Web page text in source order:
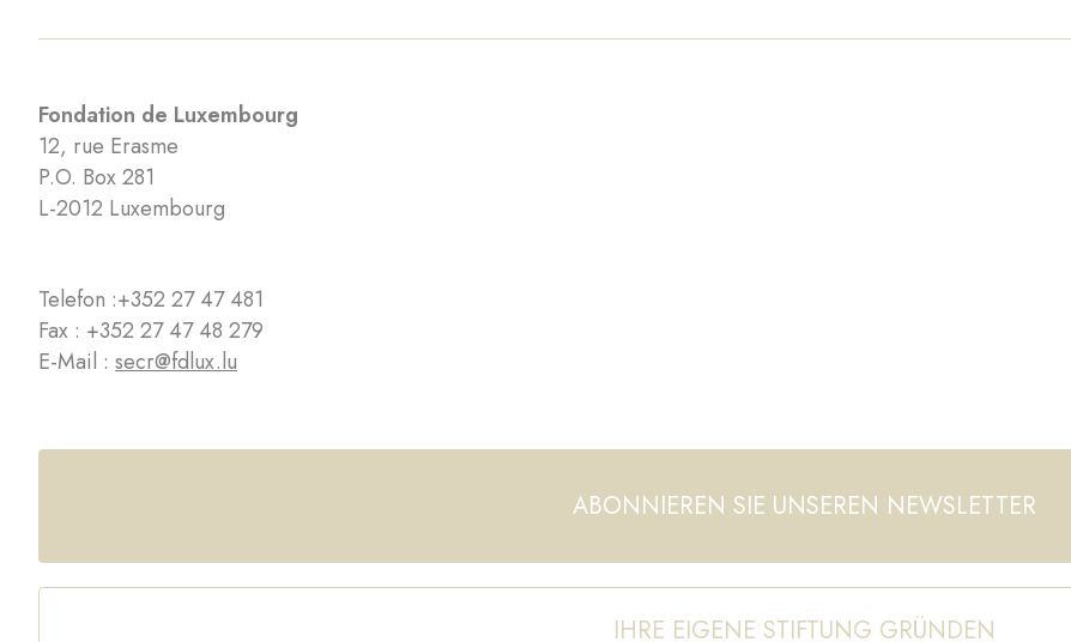
Fondation de Luxembourg
12, rue Erasme
P.O. Box 281
L-2012 Luxembourg
Telefon :+352 27 47 481
Fax : +352 27 47 48 279
E-Mail : secr@fdlux.lu
ABONNIEREN SIE UNSEREN NEWSLETTER
IHRE EIGENE STIFTUNG GRÜNDEN